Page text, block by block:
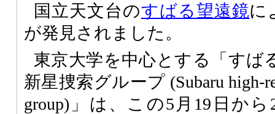
国立天文台のすばる望遠鏡に
が発見されました。
東京大学を中心とする「すば
新星捜索グループ (Subaru high-
group)」は、この5月19日か